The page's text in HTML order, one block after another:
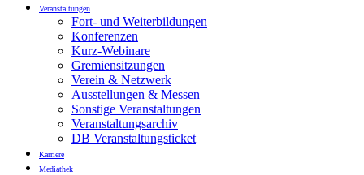
Veranstaltungen
Fort- und Weiterbildungen
Konferenzen
Kurz-Webinare
Gremiensitzungen
Verein & Netzwerk
Ausstellungen & Messen
Sonstige Veranstaltungen
Veranstaltungsarchiv
DB Veranstaltungsticket
Karriere
Mediathek